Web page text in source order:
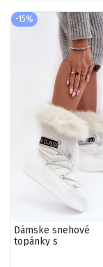
-15%
Dámske snehové
topánky s